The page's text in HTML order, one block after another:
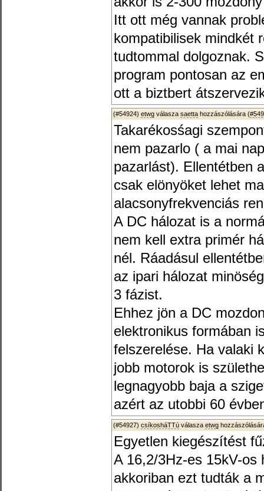
Itt ott még vannak
kompatibilisek mindkét
tudtommal dolgoznak.
program pontosan az
ott a biztbert
(#54924) etwg válasza saetta hozzászólására (
Takarékosśagi
nem pazarlo ( a mai
pazarlást). Ellentétben
csak elönyöket lehet
alacsonyfrekvenciás
A DC hálozat is a
nem kell extra primér
nél. Ráadásul
az ipari hálozat
3 fázist.
Ehhez jön a DC
elektronikus formában
felszerelése. Ha valaki
jobb motorok is
legnagyobb baja a
azért az utobbi 60
(#54927) csíkosháTTú válasza etwg
Egyetlen kiegészítést
A 16,2/3Hz-es 15kV-
akkoriban ezt tudták a